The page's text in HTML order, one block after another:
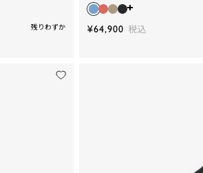
残りわずか ¥64,900 税込